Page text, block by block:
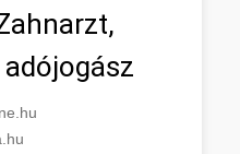
adójogász